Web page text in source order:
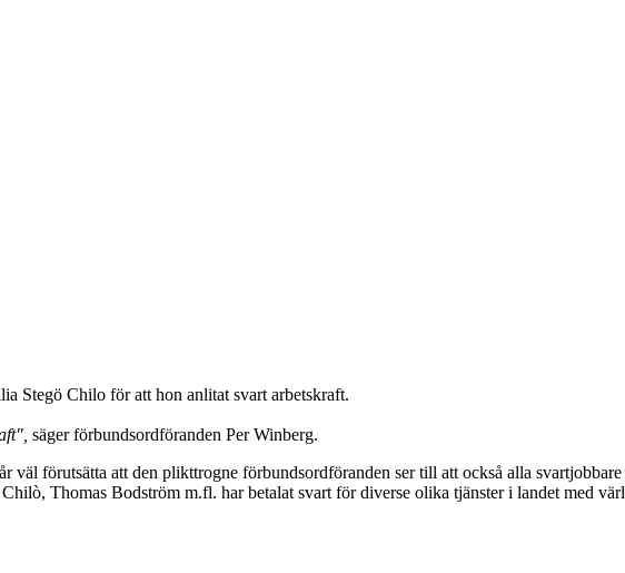
Stegö Chilo för att hon anlitat svart arbetskraft.
säger förbundsordföranden Per Winberg.
förutsätta att den plikttrogne förbundsordföranden ser till att också alla
Thomas Bodström m.fl. har betalat svart för diverse olika tjänster i landet med